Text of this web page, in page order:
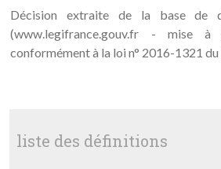
Décision extraite de la base de
(www.legifrance.gouv.fr - mise
conformément à la loi n° 2016-1321
liste des définitions